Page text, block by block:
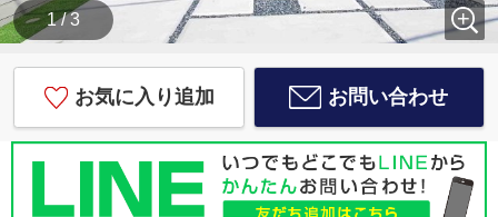
1 / 3
お気に入り追加 お問い合わせ